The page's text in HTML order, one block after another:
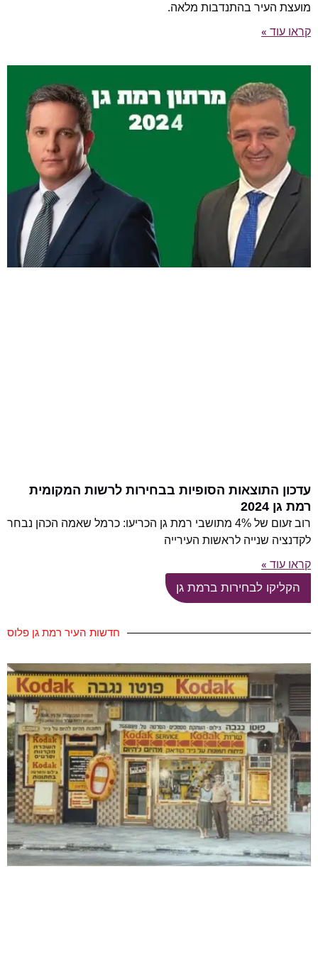
מועצת העיר בהתנדבות מלאה.
קראו עוד »
עדכון התוצאות הסופיות בבחירות לרשות המקומית
רמת גן 2024
רוב זעום של 4% מתושבי רמת גן הכריעו: כרמל שאמה הכהן נבחר
לקדנציה שנייה לראשות העירייה
קראו עוד »
הקליקו לבחירות ברמת גן
חדשות העיר רמת גן פלוס